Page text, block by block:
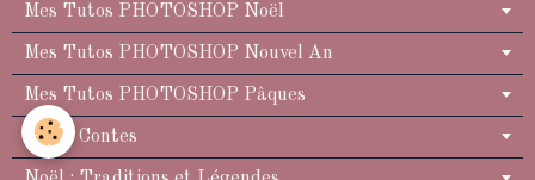
Mes Tutos PHOTOSHOP Noël
Mes Tutos PHOTOSHOP Nouvel An
Mes Tutos PHOTOSHOP Pâques
Noël : Contes